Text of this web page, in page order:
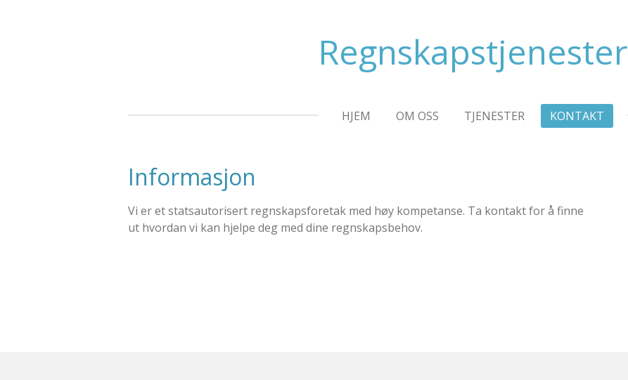
Regnskapstjenester
HJEM OM OSS TJENESTER KONTAKT
Informasjon
Vi er et statsautorisert regnskapsforetak med høy kompetanse. Ta kontakt for å finne
ut hvordan vi kan hjelpe deg med dine regnskapsbehov.